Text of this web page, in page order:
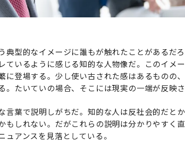
典型的なイメージに誰もが触れたことがあるだ
ているように感じる知的な人物像だ。このイメ
に登場する。少し使い古された感はあるものの
。たいていの場合、そこには現実の一端が反映さ
言葉で説明しがちだ。知的な人は反社会的だと
もしれない。だがこれらの説明は分かりやすく
アンスを見落としている。